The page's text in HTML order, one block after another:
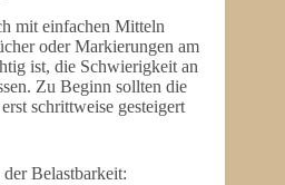
mit einfachen Mitteln
oder Markierungen am
ist, die Schwierigkeit an
Zu Beginn sollten die
schrittweise gesteigert
Belastbarkeit: